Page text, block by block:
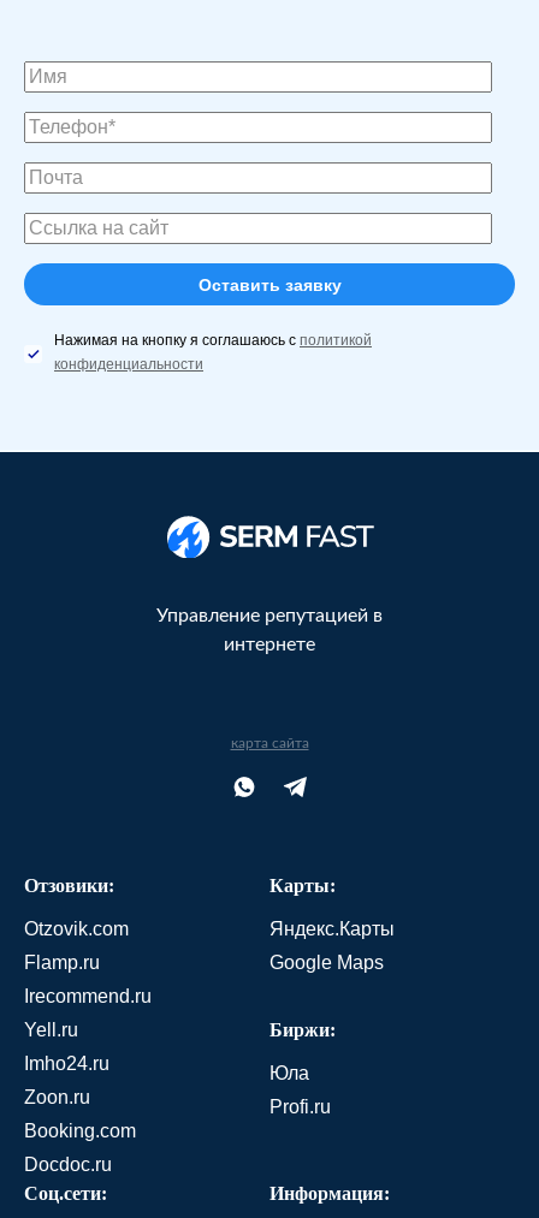
Нажимая на кнопку я соглашаюсь с политикой
конфиденциальности
Управление репутацией в
интернете
карта сайта
Отзовики:
Otzovik.com
Flamp.ru
Irecommend.ru
Yell.ru
Imho24.ru
Zoon.ru
Booking.com
Docdoc.ru
Карты:
Яндекс.Карты
Google Maps
Биржи:
Юла
Profi.ru
Соц.сети: Информация: